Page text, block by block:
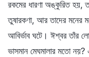
রকমের ধারণা অঙ্কুরিত হয়,
তুষারকণা, আর তাদের মনের
আবির্ভাব ঘটে। ঈশ্বর তাঁর
ভাসমান মেঘমালার মতো নয়?